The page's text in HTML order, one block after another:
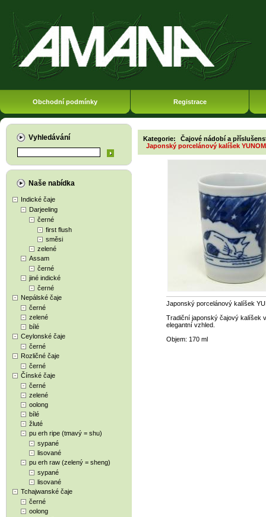
Obchodní podmínky Registrace
Vyhledávání
Naše nabídka
Indické čaje
Darjeeling
černé
first flush
směsi
zelené
Assam
černé
jiné indické
černé
Nepálské čaje
černé
zelené
bílé
Ceylonské čaje
černé
Rozličné čaje
černé
Čínské čaje
černé
zelené
oolong
bílé
žluté
pu erh ripe (tmavý = shu)
sypané
lisované
pu erh raw (zelený = sheng)
sypané
lisované
Tchajwanské čaje
černé
oolong
Kategorie:
Čajové nádobí a
Japonský porcelánový kalíšek
Japonský porcelánový kalíšek
Tradiční japonský čajový kalíšek
elegantní vzhled.
Objem: 170 ml